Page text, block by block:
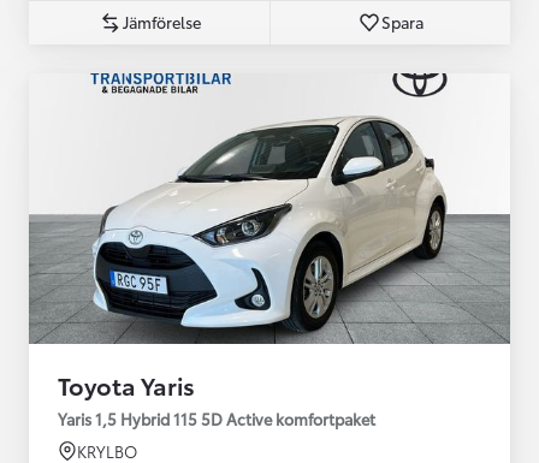
Jämförelse Spara
Toyota Yaris
Yaris 1,5 Hybrid 115 5D Active komfortpaket
KRYLBO